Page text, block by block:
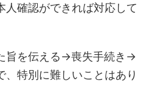
人確認ができれば対応して
旨を伝える→喪失手続き→
特別に難しいことはあり